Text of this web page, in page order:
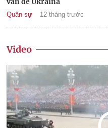
Quân sự 12 tháng trước
Video